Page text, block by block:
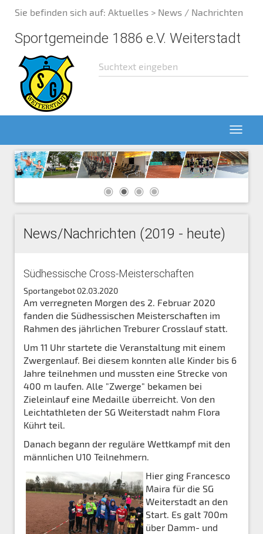
Sie befinden sich auf: Aktuelles > News / Nachrichten
Sportgemeinde 1886 e.V. Weiterstadt
News/Nachrichten (2019 - heute)
Südhessische Cross-Meisterschaften
Sportangebot 02.03.2020
Am verregneten Morgen des 2. Februar 2020
fanden die Südhessischen Meisterschaften im
Rahmen des jährlichen Treburer Crosslauf statt.
Um 11 Uhr startete die Veranstaltung mit einem
Zwergenlauf. Bei diesem konnten alle Kinder bis 6
Jahre teilnehmen und mussten eine Strecke von
400 m laufen. Alle "Zwerge" bekamen bei
Zieleinlauf eine Medaille überreicht. Von den
Leichtathleten der SG Weiterstadt nahm Flora
Kührt teil.
Danach begann der reguläre Wettkampf mit den
männlichen U10 Teilnehmern.
Hier ging Francesco
Maira für die SG
Weiterstadt an den
Start. Es galt 700m
über Damm- und